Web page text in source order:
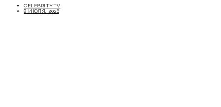
CELEBRITYTV
8 ИЮЛЯ, 2026